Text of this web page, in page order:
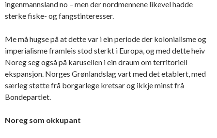
ingenmannsland no – men der nordmennene likevel hadde
sterke fiske- og fangstinteresser.
Me må hugse på at dette var i ein periode der kolonialisme og
imperialisme framleis stod sterkt i Europa, og med dette heiv
Noreg seg også på karusellen i ein draum om territoriell
ekspansjon. Norges Grønlandslag vart med det etablert, med
særleg støtte frå borgarlege kretsar og ikkje minst frå
Bondepartiet.
Noreg som okkupant